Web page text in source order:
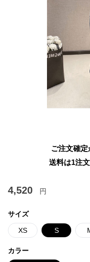
ご注文確
送料は1注
4,520 円
サイズ
XS S
カラー